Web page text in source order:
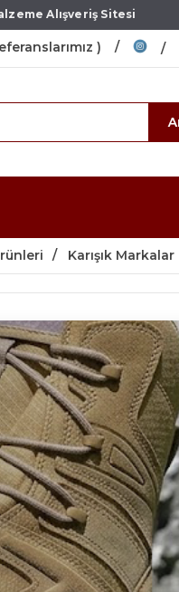
Alışveriş Sitesi
)
Karışık Markalar